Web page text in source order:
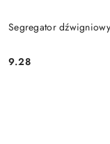
Segregator
Cena:
9.28